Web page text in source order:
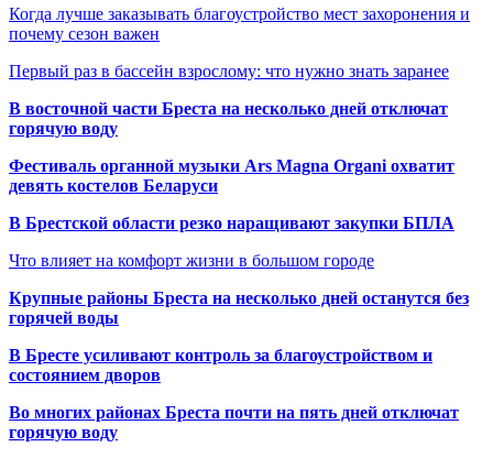
Когда лучше заказывать благоустройство мест захоронения и
почему сезон важен
Первый раз в бассейн взрослому: что нужно знать заранее
В восточной части Бреста на несколько дней отключат
горячую воду
Фестиваль органной музыки Ars Magna Organi охватит
девять костелов Беларуси
В Брестской области резко наращивают закупки БПЛА
Что влияет на комфорт жизни в большом городе
Крупные районы Бреста на несколько дней останутся без
горячей воды
В Бресте усиливают контроль за благоустройством и
состоянием дворов
Во многих районах Бреста почти на пять дней отключат
горячую воду